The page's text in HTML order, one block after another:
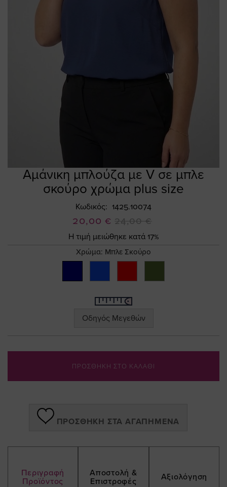
Αμάνικη μπλούζα με V σε μπλε
σκούρο χρώμα plus size
Κωδικός 1425.10074
Ειδική
Τιμή
20,00 € 24,00 €
Η τιμή μειώθηκε κατά 17%
Χρώμα: Μπλε Σκούρο
Οδηγός Μεγεθών
ΠΡΟΣΘΗΚΗ ΣΤΟ ΚΑΛΑΘΙ
ΠΡΟΣΘΉΚΗ ΣΤΑ ΑΓΑΠΗΜΈΝΑ
Περιγραφή
Προϊόντος
Αποστολή &
Επιστροφές
Αξιολόγηση